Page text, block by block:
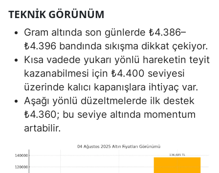
TEKNIK GÖRÜNÜM
Gram altında son günlerde ₺4.386–
₺4.396 bandında sıkışma dikkat çekiyor.
Kısa vadede yukarı yönlü hareketin teyit
kazanabilmesi için ₺4.400 seviyesi
üzerinde kalıcı kapanışlara ihtiyaç var.
Aşağı yönlü düzeltmelerde ilk destek
₺4.360; bu seviye altında momentum
artabilir.